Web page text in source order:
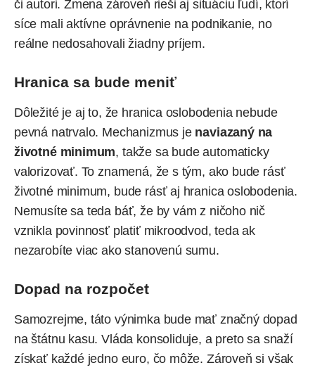
či autori. Zmena zároveň rieši aj situáciu ľudí, ktorí
síce mali aktívne oprávnenie na podnikanie, no
reálne nedosahovali žiadny príjem.
Hranica sa bude meniť
Dôležité je aj to, že hranica oslobodenia nebude
pevná natrvalo. Mechanizmus je naviazaný na
životné minimum, takže sa bude automaticky
valorizovať. To znamená, že s tým, ako bude rásť
životné minimum, bude rásť aj hranica oslobodenia.
Nemusíte sa teda báť, že by vám z ničoho nič
vznikla povinnosť platiť mikroodvod, teda ak
nezarobíte viac ako stanovenú sumu.
Dopad na rozpočet
Samozrejme, táto výnimka bude mať značný dopad
na štátnu kasu. Vláda konsoliduje, a preto sa snaží
získať každé jedno euro, čo môže. Zároveň si však